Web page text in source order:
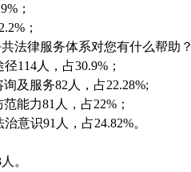
；
；
法律服务体系对您有什么帮助？
114人，占30.9%；
及服务82人，占22.28%;
能力81人，占22%；
意识91人，占24.82%。
。